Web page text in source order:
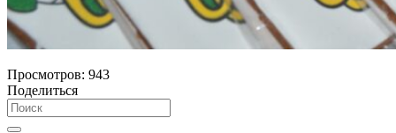
Просмотров: 943
Поделиться